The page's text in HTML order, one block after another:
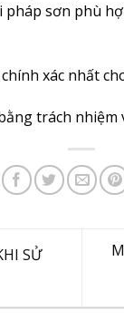
sơn phù
xác nhất
trách
SỬ